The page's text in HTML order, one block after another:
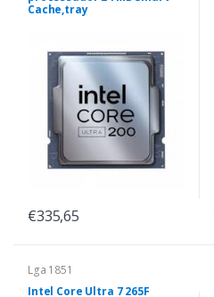
Cache,tray
€335,65
Lga 1851
Intel Core Ultra 7 265F